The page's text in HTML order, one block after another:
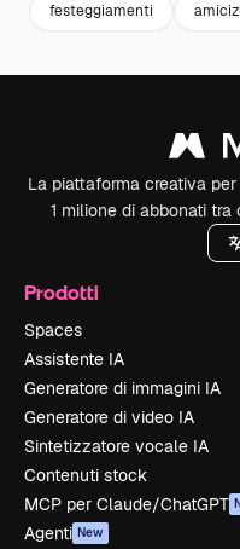
festeggiamenti
La piattaforma creativa
1 milione di abbonati tra
Prodotti
Spaces
Assistente IA
Generatore di immagini IA
Generatore di video IA
Sintetizzatore vocale IA
Contenuti stock
MCP per Claude/ChatGPT
Agenti New